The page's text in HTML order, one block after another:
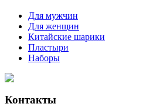
Для мужчин
Для женщин
Китайские шарики
Пластыри
Наборы
Контакты